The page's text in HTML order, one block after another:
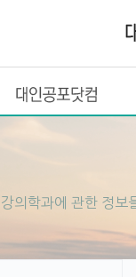
대인공포닷컴
의학과에 관한 정보